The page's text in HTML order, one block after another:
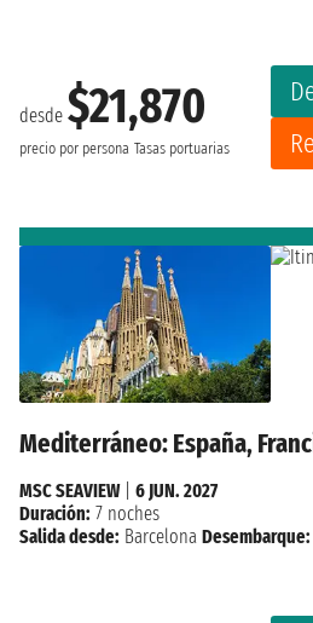
desde $21,870
precio por persona Tasas portuarias
Mediterráneo: España,
MSC SEAVIEW| 6 JUN. 2027
Duración: 7 noches
Salida desde: Barcelona Desembarque: